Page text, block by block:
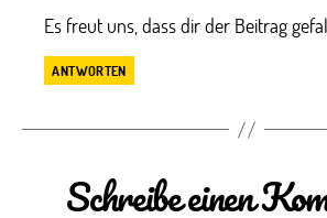
Es freut uns, dass dir der Beitrag
ANTWORTEN
Schreibe einen